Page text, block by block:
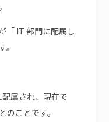
「 IT 部門に配属し
属され、現在で
のことです。